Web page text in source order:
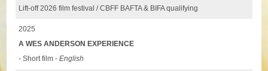
Lift-off 2026 film festival / CBFF BAFTA & BIFA qualifying
2025
A WES ANDERSON EXPERIENCE
- Short film -English